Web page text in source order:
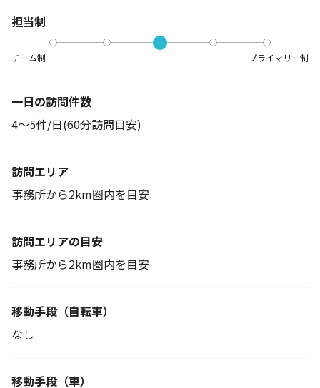
担当制
チーム制 プライマリー制
一日の訪問件数
4～5件/日(60分訪問目安)
訪問エリア
事務所から2km圏内を目安
訪問エリアの目安
事務所から2km圏内を目安
移動手段 （自転車）
なし
移動手段（車）